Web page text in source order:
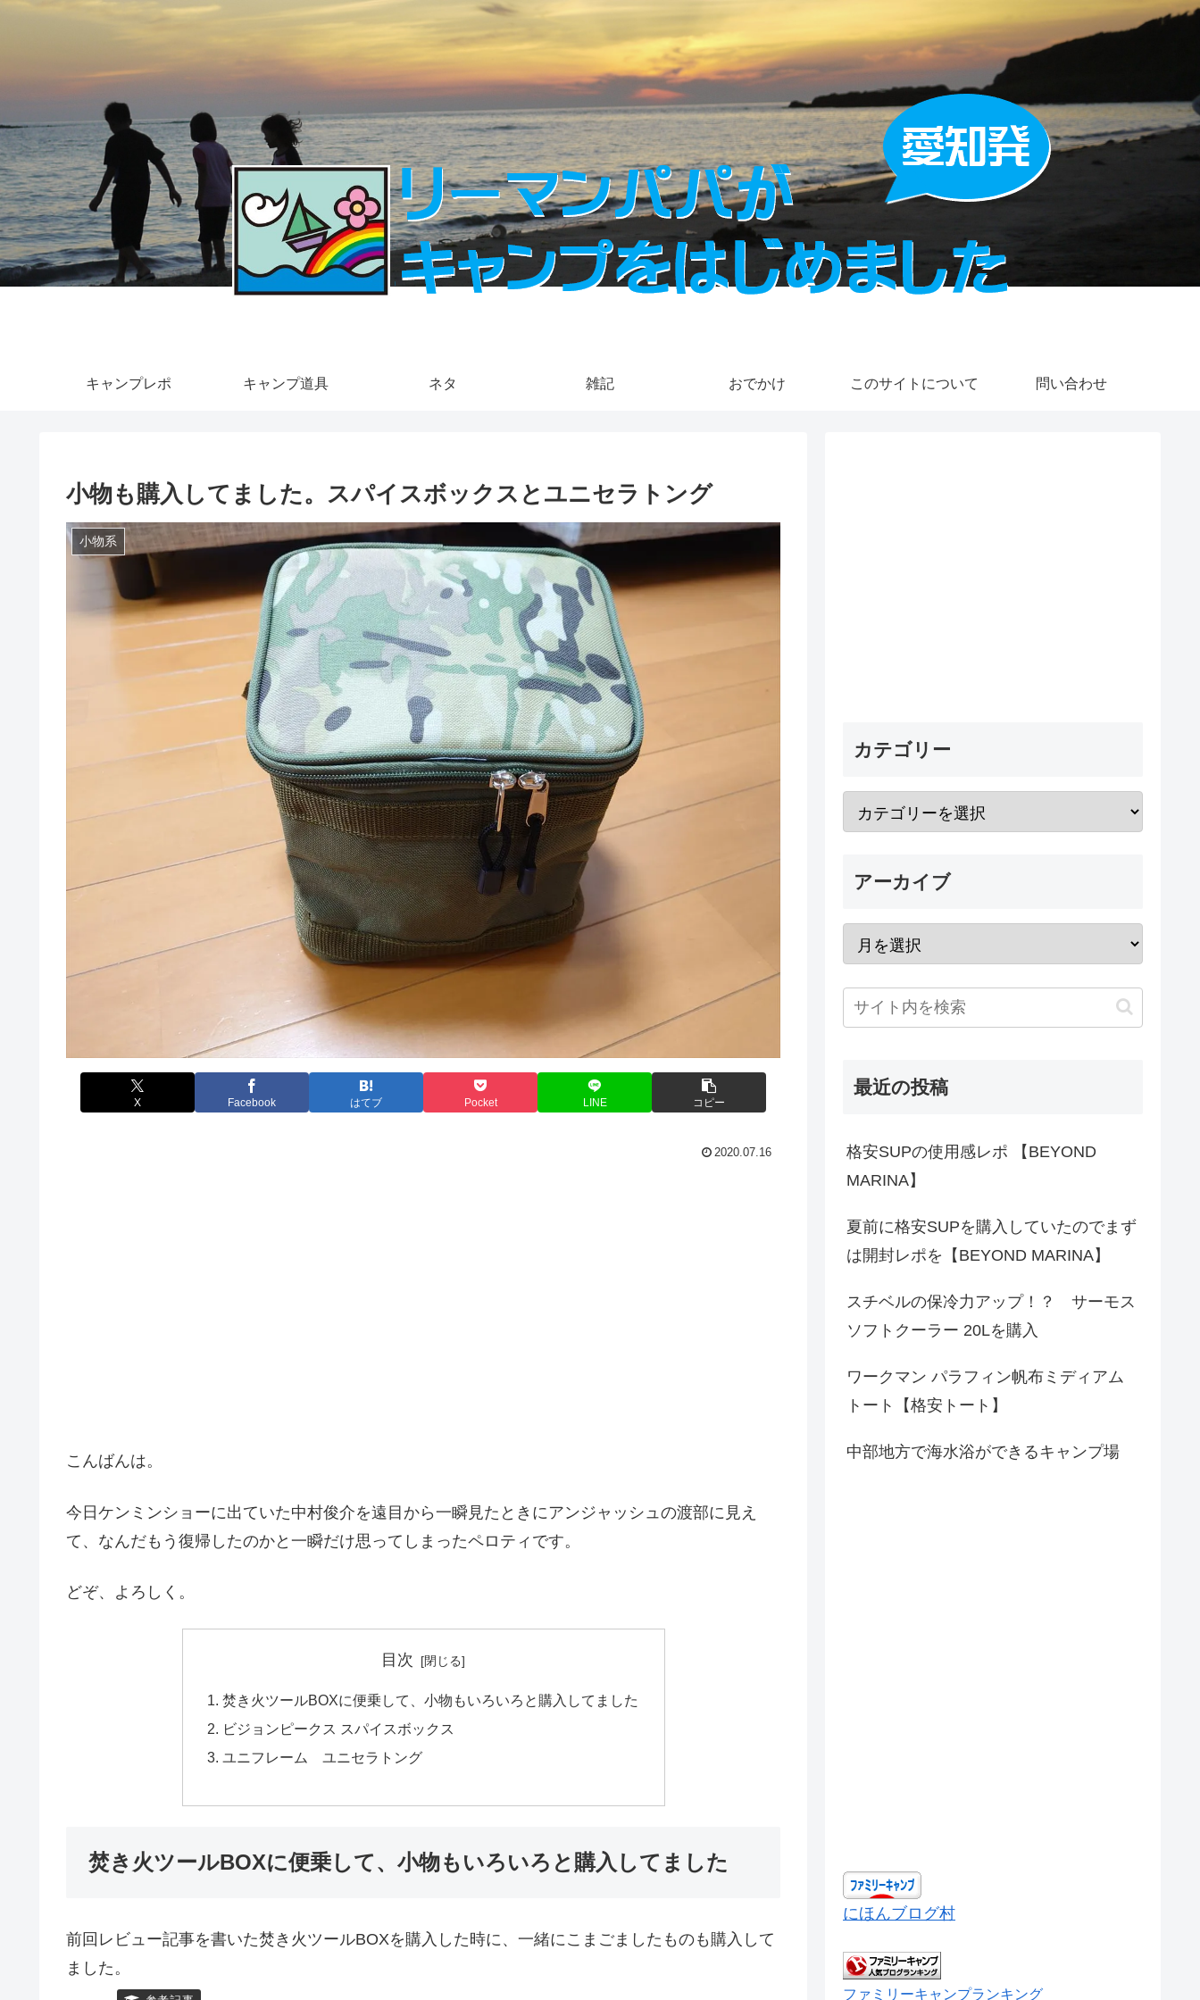
キャンプレポ キャンプ道具 ネタ 雑記 おでかけ このサイトについて 問い合わせ
小物も購入してました。スパイスボックスとユニセラトング
小物系
X Facebook はてブ Pocket LINE コピー
2020.07.16
こんばんは。
今日ケンミンショーに出ていた中村俊介を遠目から一瞬見たときにアンジャッシュの渡部に見え
て、なんだもう復帰したのかと一瞬だけ思ってしまったペロティです。
どぞ、よろしく。
目次
焚き火ツールBOXに便乗して、小物もいろいろと購入してました
ビジョンピークス スパイスボックス
ユニフレーム ユニセラトング
焚き火ツールBOXに便乗して、小物もいろいろと購入してました
前回レビュー記事を書いた焚き火ツールBOXを購入した時に、一緒にこまごましたものも購入して
ました。
カテゴリー
アーカイブ
最近の投稿
格安SUPの使用感レポ 【BEYOND
MARINA】
夏前に格安SUPを購入していたのでまず
は開封レポを【BEYOND MARINA】
スチベルの保冷力アップ！？ サーモス
ソフトクーラー 20Lを購入
ワークマン パラフィン帆布ミディアム
トート【格安トート】
中部地方で海水浴ができるキャンプ場
にほんブログ村
ファミリーキャンプランキング